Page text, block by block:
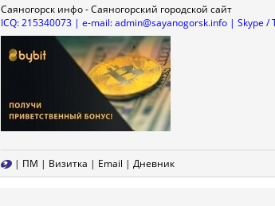
Саяногорск инфо - Саяногорский городской сайт
ICQ: 215340073 | e-mail: admin@sayanogorsk.info | Skype /
| ПМ | Визитка | Email | Дневник